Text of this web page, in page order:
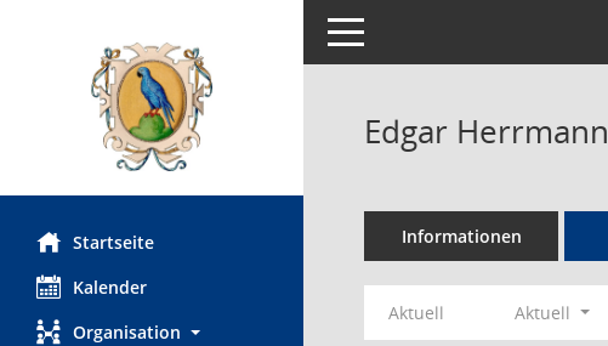
Startseite
Kalender
Organisation
Toggle navigation
Edgar Herrmann
Informationen
Aktuell Aktuell